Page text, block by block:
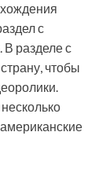
с
В разделе с
чтобы